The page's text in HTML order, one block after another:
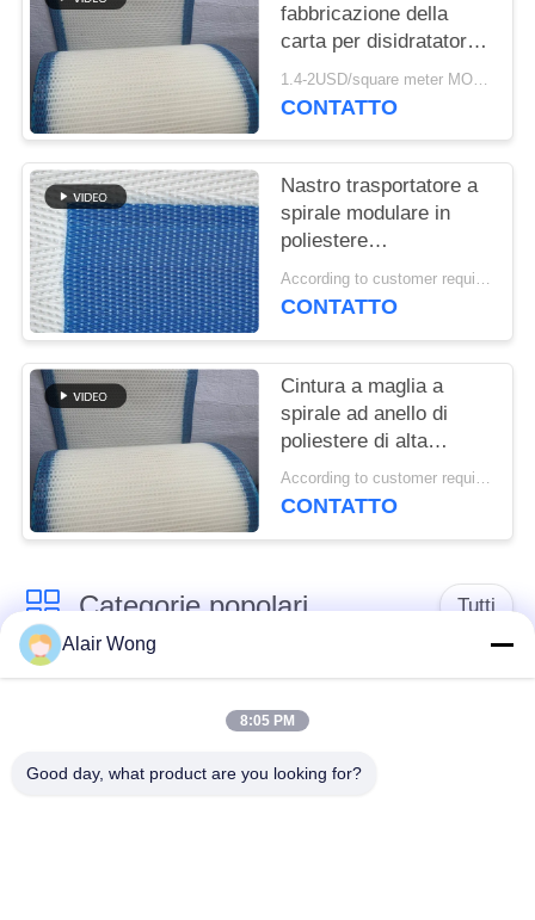
fabbricazione della
carta per disidratatori,
Rete formata in
poliestere, Nastro a
polpa di lavaggio
1.4-2USD/square meter MOQ:meetr 1square
CONTATTO
Nastro trasportatore a
spirale modulare in
poliestere
polioxometilene
plastico congelato per
torre a maglia piatta
According to customer requirements MOQ:1 metro
CONTATTO
Cintura a maglia a
spirale ad anello di
poliestere di alta
qualità, cintura a
maglia a filtro 100% di
According to customer requirements MOQ:1 metro
CONTATTO
Categorie popolari Tutti
cinghia della rete
della maglia
Alair Wong
8:05 PM
Good day, what product are you looking for?